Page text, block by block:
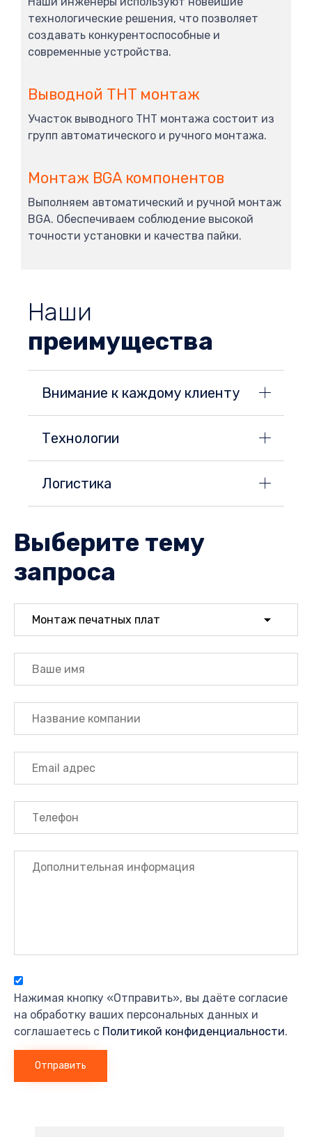
технологические решения, что позволяет
создавать конкурентоспособные и
современные устройства.
Выводной THT монтаж
Участок выводного THT монтажа состоит из
групп автоматического и ручного монтажа.
Монтаж BGA компонентов
Выполняем автоматический и ручной монтаж
BGA. Обеспечиваем соблюдение высокой
точности установки и качества пайки.
Наши
преимущества
Внимание к каждому клиенту
Технологии
Логистика
Выберите тему
запроса
Нажимая кнопку «Отправить», вы даёте согласие
на обработку ваших персональных данных и
соглашаетесь с Политикой конфиденциальности.